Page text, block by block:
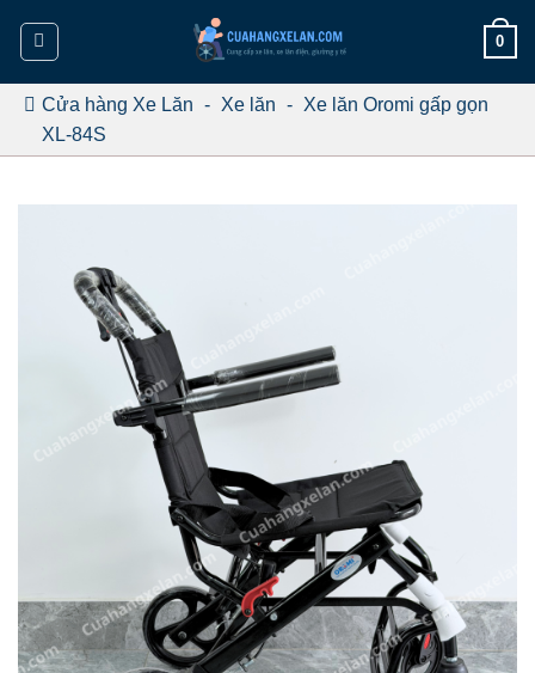
dung
0
Cửa hàng Xe Lăn - Xe lăn - Xe lăn Oromi gấp gọn
XL-84S